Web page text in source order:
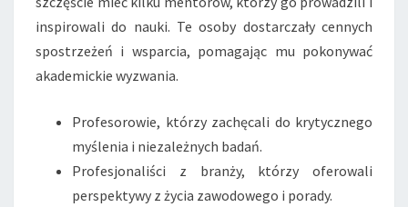
inspirowali do nauki. Te osoby dostarczały cennych
spostrzeżeń i wsparcia, pomagając mu pokonywać
akademickie wyzwania.
Profesorowie, którzy zachęcali do krytycznego
myślenia i niezależnych badań.
Profesjonaliści z branży, którzy oferowali
perspektywy z życia zawodowego i porady.